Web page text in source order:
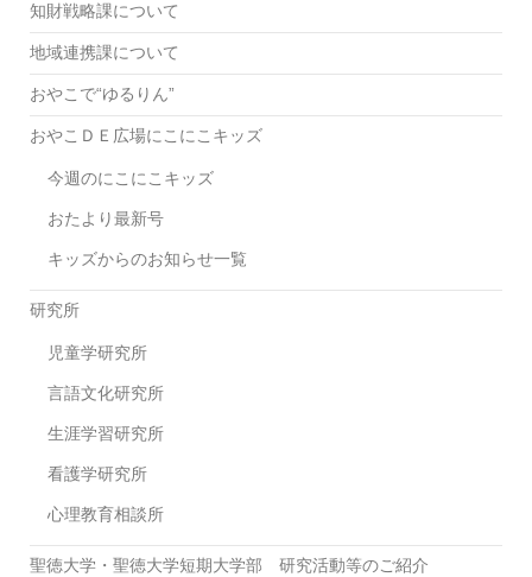
知財戦略課について
地域連携課について
おやこで“ゆるりん”
おやこＤＥ広場にこにこキッズ
今週のにこにこキッズ
おたより最新号
キッズからのお知らせ一覧
研究所
児童学研究所
言語文化研究所
生涯学習研究所
看護学研究所
心理教育相談所
聖徳大学・聖徳大学短期大学部 研究活動等のご紹介